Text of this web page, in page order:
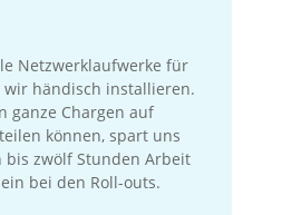
Netzwerklaufwerke für
wir händisch installieren.
ganze Chargen auf
können, spart uns
bis zwölf Stunden Arbeit
bei den Roll-outs.